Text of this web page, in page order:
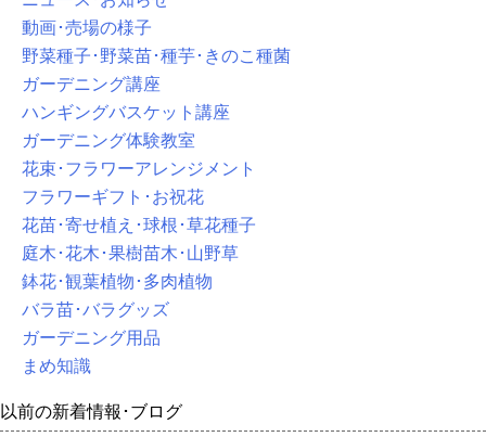
動画･売場の様子
野菜種子･野菜苗･種芋･きのこ種菌
ガーデニング講座
ハンギングバスケット講座
ガーデニング体験教室
花束･フラワーアレンジメント
フラワーギフト･お祝花
花苗･寄せ植え･球根･草花種子
庭木･花木･果樹苗木･山野草
鉢花･観葉植物･多肉植物
バラ苗･バラグッズ
ガーデニング用品
まめ知識
以前の新着情報･ブログ